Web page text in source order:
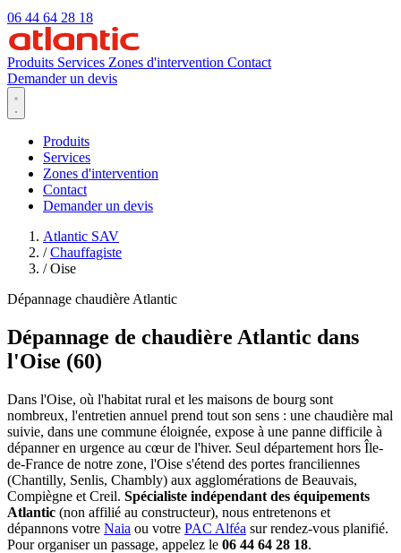
06 44 64 28 18
Produits Services Zones d'intervention Contact
Demander un devis
Produits
Services
Zones d'intervention
Contact
Demander un devis
Atlantic SAV
/ Chauffagiste
/ Oise
Dépannage chaudière Atlantic
Dépannage de chaudière Atlantic dans
l'Oise (60)
Dans l'Oise, où l'habitat rural et les maisons de bourg sont
nombreux, l'entretien annuel prend tout son sens : une chaudière mal
suivie, dans une commune éloignée, expose à une panne difficile à
dépanner en urgence au cœur de l'hiver. Seul département hors Île-
de-France de notre zone, l'Oise s'étend des portes franciliennes
(Chantilly, Senlis, Chambly) aux agglomérations de Beauvais,
Compiègne et Creil. Spécialiste indépendant des équipements
Atlantic (non affilié au constructeur), nous entretenons et
dépannons votre Naia ou votre PAC Alféa sur rendez-vous planifié.
Pour organiser un passage, appelez le 06 44 64 28 18.